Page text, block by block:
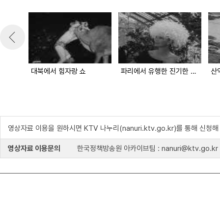
대북에서 힘자랑 쇼 파리에서 유행한 진기한 모자
영상자료 이용을 원하시면 KTV 나누리(nanuri.ktv.go.kr)를 통해 신청해
영상자료 이용문의 한국정책방송원 아카이브팀 : nanuri@ktv.go.kr